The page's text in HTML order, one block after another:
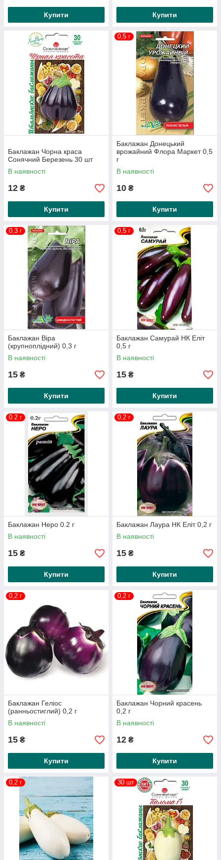
Купити Купити
Баклажан Чорна краса
Сонячний Березень 30 шт
В наявності
12 ₴
Купити
0,5 г
Баклажан Донецький
врожайний Флора Маркет 0,5
г
В наявності
10 ₴
Купити
0,3 г
Баклажан Віра
(крупноплідний) 0,3 г
В наявності
15 ₴
Купити
0,5 г
Баклажан Самурай НК Еліт
0,5 г
В наявності
15 ₴
Купити
0.2 г
Баклажан Неро 0.2 г
В наявності
15 ₴
Купити
0,2 г
Баклажан Лаура НК Еліт 0,2 г
В наявності
15 ₴
Купити
0,2 г
Баклажан Геліос
(ранньостиглий) 0,2 г
В наявності
15 ₴
Купити
0,2 г
Баклажан Чорний красень
0,2 г
В наявності
12 ₴
Купити
0,2 г 30 шт